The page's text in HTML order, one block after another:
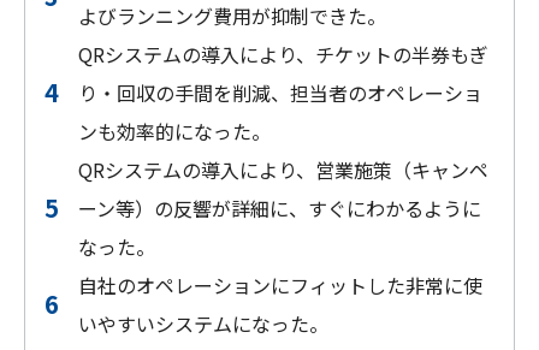
よびランニング費用が抑制できた。
QRシステムの導入により、チケットの半券もぎ
り・回収の手間を削減、担当者のオペレーショ
ンも効率的になった。
QRシステムの導入により、営業施策（キャンペ
ーン等）の反響が詳細に、すぐにわかるように
なった。
自社のオペレーションにフィットした非常に使
いやすいシステムになった。